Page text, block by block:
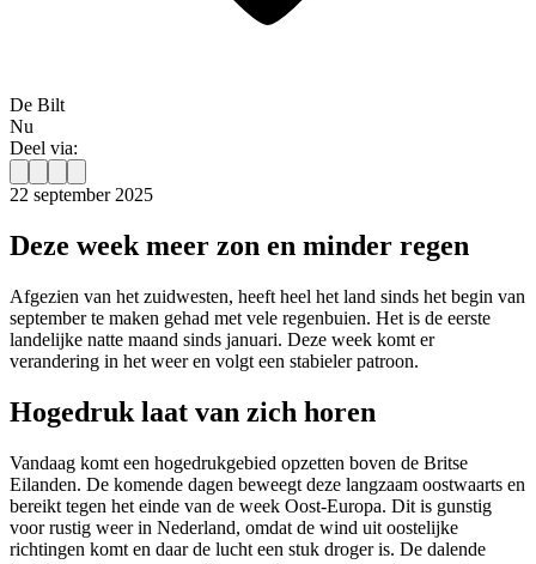
De Bilt
Nu
Deel via:
22 september 2025
Deze week meer zon en minder regen
Afgezien van het zuidwesten, heeft heel het land sinds het begin van
september te maken gehad met vele regenbuien. Het is de eerste
landelijke natte maand sinds januari. Deze week komt er
verandering in het weer en volgt een stabieler patroon.
Hogedruk laat van zich horen
Vandaag komt een hogedrukgebied opzetten boven de Britse
Eilanden. De komende dagen beweegt deze langzaam oostwaarts en
bereikt tegen het einde van de week Oost-Europa. Dit is gunstig
voor rustig weer in Nederland, omdat de wind uit oostelijke
richtingen komt en daar de lucht een stuk droger is. De dalende